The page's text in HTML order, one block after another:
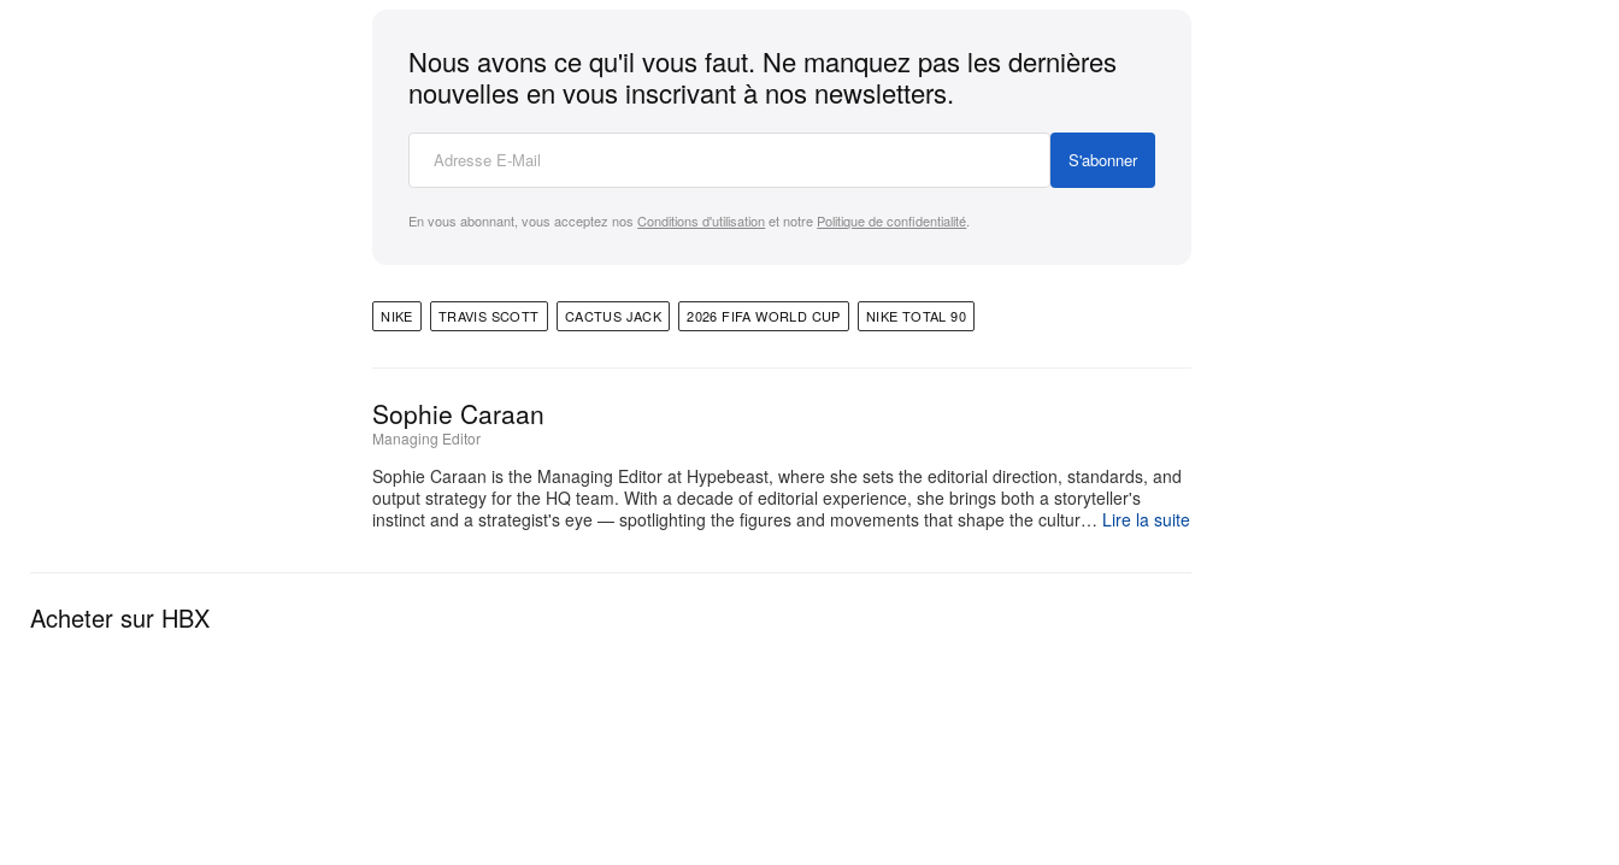
Nous avons ce qu'il vous faut. Ne manquez pas les dernières
nouvelles en vous inscrivant à nos newsletters.
S'abonner
En vous abonnant, vous acceptez nosConditions d'utilisationet notre Politique de confidentialité
NIKE TRAVIS SCOTT CACTUS JACK 2026 FIFA WORLD CUP NIKE TOTAL 90
Sophie Caraan
Managing Editor
Sophie Caraan is the Managing Editor at Hypebeast, where she sets the editorial direction, standards, and
output strategy for the HQ team. With a decade of editorial experience, she brings both a storyteller's
instinct and a strategist's eye — spotlighting the figures and movements that shape the cultur… Lire la suite
Acheter sur HBX